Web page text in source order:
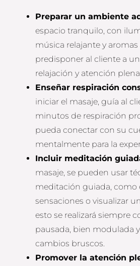
Preparar un ambiente
espacio tranquilo, con
música relajante y aromas
predisponer al cliente a
relajación y atención plena.
Enseñar respiración
iniciar el masaje, guía al
minutos de respiración
pueda conectar con su
mentalmente para la
Incluir meditación
masaje, se pueden usar
meditación guiada, como
sensaciones o visualizar
esto se realizará siempre
pausada, bien modulada
cambios bruscos.
Promover la atención